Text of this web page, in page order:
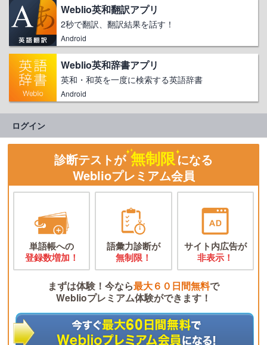
Weblio英和翻訳アプリ
2秒で翻訳、翻訳結果を話す！
Android
Weblio英和辞書アプリ
英和・和英を一度に検索する英語辞書
Android
ログイン
診断テストが 無制限になる
Weblioプレミアム会員
単語帳への
登録数増加！
語彙力診断が
無制限！
サイト内広告が
非表示！
まずは体験！今なら最大６０日間無料で
Weblioプレミアム体験ができます！